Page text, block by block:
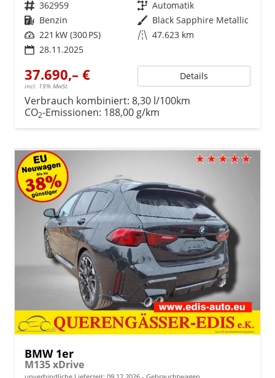
Fahrzeugnr. 362959 Getriebe Automatik
Kraftstoff Benzin Außenfarbe Black Sapphire Metallic
Leistung 221 kW (300 PS) Kilometerstand 47.623 km
28.11.2025
37.690,– €
incl. 19% MwSt.
Details
Verbrauch kombiniert: 8,30 l/100km
CO2-Emissionen: 188,00 g/km
BMW 1er
M135 xDrive